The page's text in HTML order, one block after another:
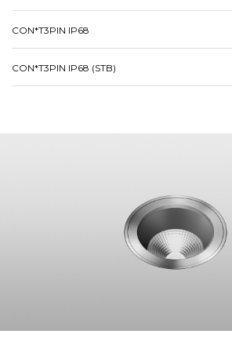
CON*T3PIN IP68
CON*T3PIN IP68 (STB)